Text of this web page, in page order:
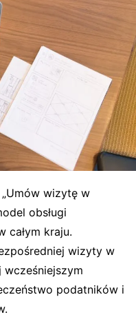
wizytę w
obsługi
całym kraju.
wizyty w
podatników i